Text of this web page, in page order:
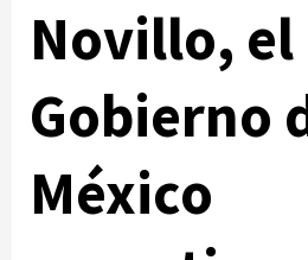
Novillo, el
Gobierno
México